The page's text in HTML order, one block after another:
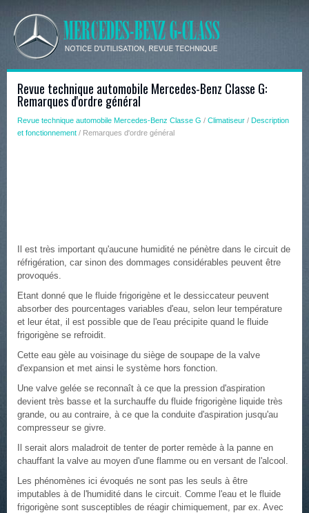
Revue technique automobile Mercedes-Benz Classe G:
Remarques d'ordre général
Revue technique automobile Mercedes-Benz Classe G / Climatiseur / Description
et fonctionnement / Remarques d'ordre général
Il est très important qu'aucune humidité ne pénètre dans le circuit de
réfrigération, car sinon des dommages considérables peuvent être
provoqués.
Etant donné que le fluide frigorigène et le dessiccateur peuvent
absorber des pourcentages variables d'eau, selon leur température
et leur état, il est possible que de l'eau précipite quand le fluide
frigorigène se refroidit.
Cette eau gèle au voisinage du siège de soupape de la valve
d'expansion et met ainsi le système hors fonction.
Une valve gelée se reconnaît à ce que la pression d'aspiration
devient très basse et la surchauffe du fluide frigorigène liquide très
grande, ou au contraire, à ce que la conduite d'aspiration jusqu'au
compresseur se givre.
Il serait alors maladroit de tenter de porter remède à la panne en
chauffant la valve au moyen d'une flamme ou en versant de l'alcool.
Les phénomènes ici évoqués ne sont pas les seuls à être
imputables à de l'humidité dans le circuit. Comme l'eau et le fluide
frigorigène sont susceptibles de réagir chimiquement, par ex. Avec